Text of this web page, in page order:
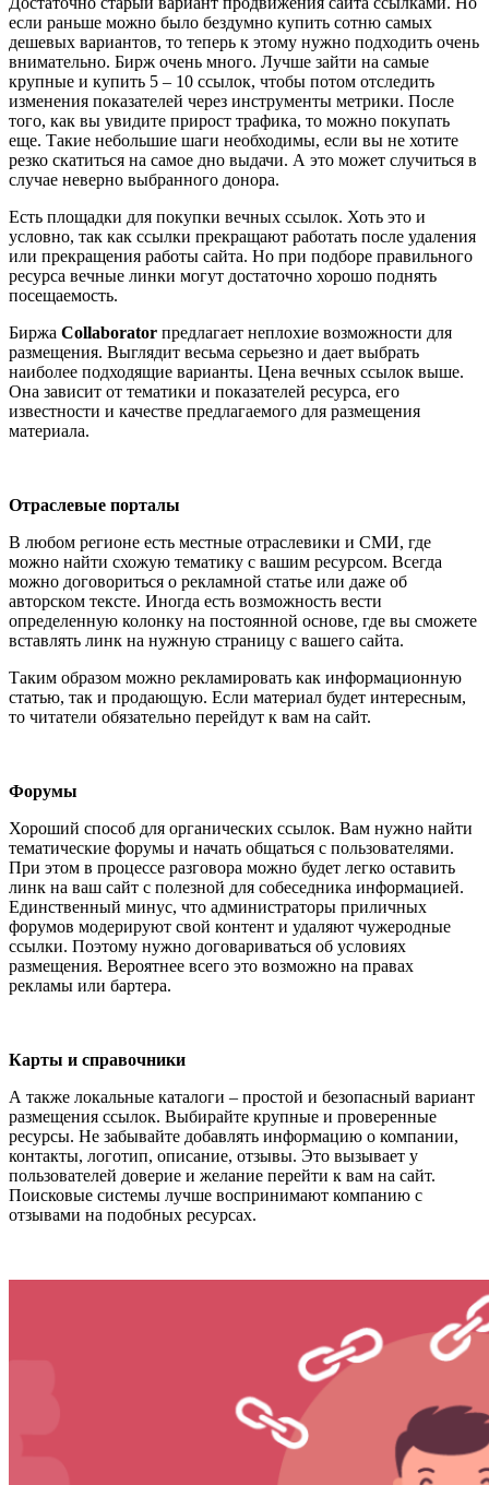
если раньше можно было бездумно купить сотню самых
дешевых вариантов, то теперь к этому нужно подходить очень
внимательно. Бирж очень много. Лучше зайти на самые
крупные и купить 5 – 10 ссылок, чтобы потом отследить
изменения показателей через инструменты метрики. После
того, как вы увидите прирост трафика, то можно покупать
еще. Такие небольшие шаги необходимы, если вы не хотите
резко скатиться на самое дно выдачи. А это может случиться в
случае неверно выбранного донора.
Есть площадки для покупки вечных ссылок. Хоть это и
условно, так как ссылки прекращают работать после удаления
или прекращения работы сайта. Но при подборе правильного
ресурса вечные линки могут достаточно хорошо поднять
посещаемость.
Биржа Collaborator предлагает неплохие возможности для
размещения. Выглядит весьма серьезно и дает выбрать
наиболее подходящие варианты. Цена вечных ссылок выше.
Она зависит от тематики и показателей ресурса, его
известности и качестве предлагаемого для размещения
материала.
Отраслевые порталы
В любом регионе есть местные отраслевики и СМИ, где
можно найти схожую тематику с вашим ресурсом. Всегда
можно договориться о рекламной статье или даже об
авторском тексте. Иногда есть возможность вести
определенную колонку на постоянной основе, где вы сможете
вставлять линк на нужную страницу с вашего сайта.
Таким образом можно рекламировать как информационную
статью, так и продающую. Если материал будет интересным,
то читатели обязательно перейдут к вам на сайт.
Форумы
Хороший способ для органических ссылок. Вам нужно найти
тематические форумы и начать общаться с пользователями.
При этом в процессе разговора можно будет легко оставить
линк на ваш сайт с полезной для собеседника информацией.
Единственный минус, что администраторы приличных
форумов модерируют свой контент и удаляют чужеродные
ссылки. Поэтому нужно договариваться об условиях
размещения. Вероятнее всего это возможно на правах
рекламы или бартера.
Карты и справочники
А также локальные каталоги – простой и безопасный вариант
размещения ссылок. Выбирайте крупные и проверенные
ресурсы. Не забывайте добавлять информацию о компании,
контакты, логотип, описание, отзывы. Это вызывает у
пользователей доверие и желание перейти к вам на сайт.
Поисковые системы лучше воспринимают компанию с
отзывами на подобных ресурсах.